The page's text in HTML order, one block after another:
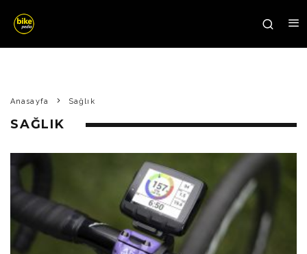
Anasayfa Sağlık
SAĞLIK